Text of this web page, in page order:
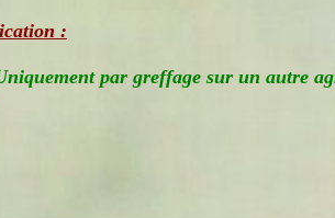
:
par greffage sur un autre